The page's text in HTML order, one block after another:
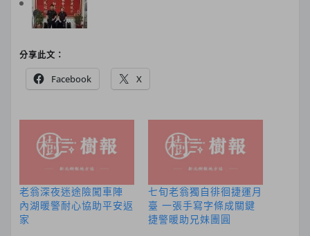
分享此文：
Facebook X
老翁深夜迷途險闖車陣
內湖暖警耐心協助平安返
家
七旬老翁獨自徘徊捷運月
臺 一張手寫字條成關鍵
捷警暖助兄妹團圓